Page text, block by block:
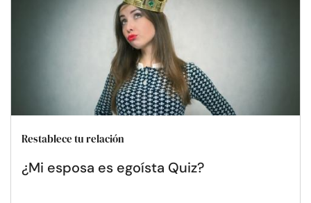
Restablece tu relación
¿Mi esposa es egoísta Quiz?